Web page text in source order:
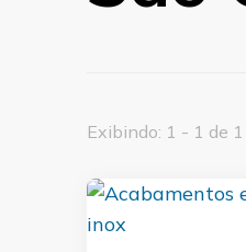
Exibindo: 1 - 1 de